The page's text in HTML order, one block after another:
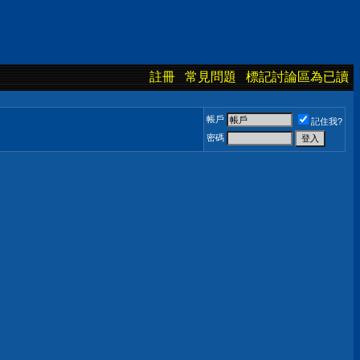
註冊 常見問題 標記討論區為已讀
帳戶
記住我?
密碼